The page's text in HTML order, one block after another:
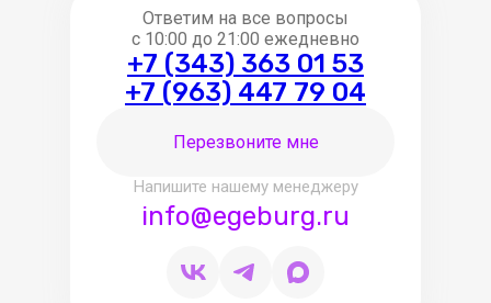
Ответим на все вопросы
с 10:00 до 21:00 ежедневно
+7 (343) 363 01 53
+7 (963) 447 79 04
Перезвоните мне
Напишите нашему менеджеру
info@egeburg.ru